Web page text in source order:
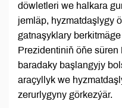
döwletleri we halkara
jemläp, hyzmatdaşlygy
gatnaşyklary
Prezidentiniň öňe
baradaky başlangyjy
araçyllyk we
zerurlygyny görkezýär.